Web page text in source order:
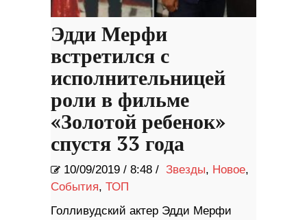
Эдди Мерфи
встретился с
исполнительницей
роли в фильме
«Золотой ребенок»
спустя 33 года
10/09/2019 / 8:48 / Звезды, Новое,
События, ТОП
Голливудский актер Эдди Мерфи